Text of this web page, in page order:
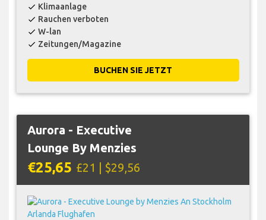
check Klimaanlage
check Rauchen verboten
check W-lan
check Zeitungen/Magazine
BUCHEN SIE JETZT
Aurora - Executive
Lounge By Menzies
€25,65 £21 | $29,56